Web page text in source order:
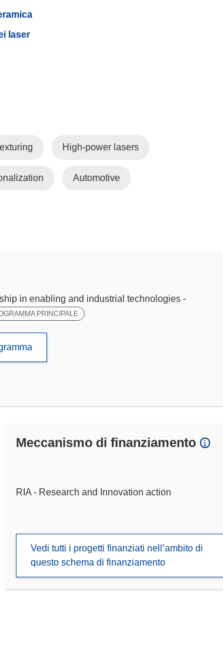
laser
High-power lasers
Automotive
in enabling and industrial technologies -
PRINCIPALE
Meccanismo di finanziamento
RIA - Research and Innovation action
Vedi tutti i progetti finanziati nell’ambito di
questo schema di finanziamento